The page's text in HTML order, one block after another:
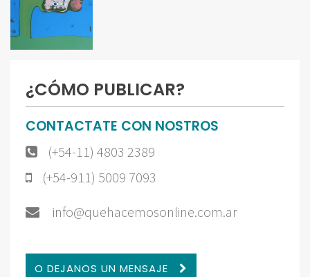
¿CÓMO PUBLICAR?
CONTACTATE CON NOSTROS
(+54-11) 4803 2389
(+54-911) 5009 7093
info@quehacemosonline.com.ar
O DEJANOS UN MENSAJE